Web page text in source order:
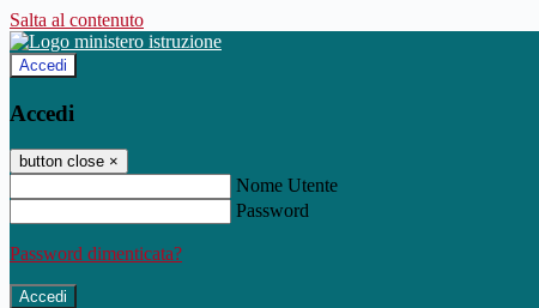
Salta al contenuto
Accedi
Accedi
button close ×
Nome Utente
Password
Password dimenticata?